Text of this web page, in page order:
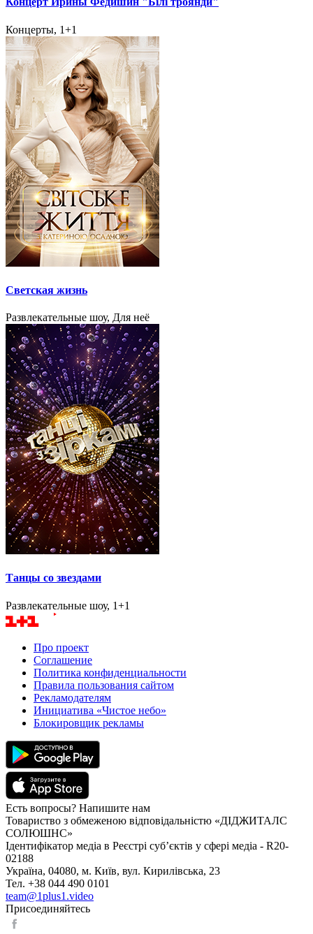
Концерты, 1+1
Светская жизнь
Развлекательные шоу, Для неё
Танцы со звездами
Развлекательные шоу, 1+1
Про проект
Соглашение
Политика конфиденциальности
Правила пользования сайтом
Рекламодателям
Инициатива «Чистое небо»
Блокировщик рекламы
Есть вопросы? Напишите нам
Товариство з обмеженою відповідальністю «ДІДЖИТАЛС
СОЛЮШНС»
Ідентифікатор медіа в Реєстрі суб’єктів у сфері медіа - R20-
02188
Україна, 04080, м. Київ, вул. Кирилівська, 23
Тел. +38 044 490 0101
team@1plus1.video
Присоединяйтесь